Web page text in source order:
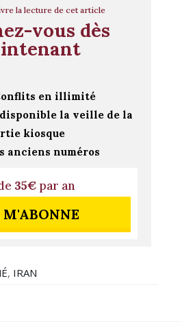
la lecture de cet article
vous dès
en illimité
disponible la veille de la
kiosque
anciens numéros
35€par an
M'ABONNE
, IRAN